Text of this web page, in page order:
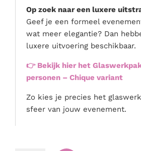
Op zoek naar een luxere
Geef je een formeel
wat meer elegantie? Dan
luxere uitvoering beschikbaar.
👉 Bekijk hier het
personen – Chique variant
Zo kies je precies het
sfeer van jouw evenement.